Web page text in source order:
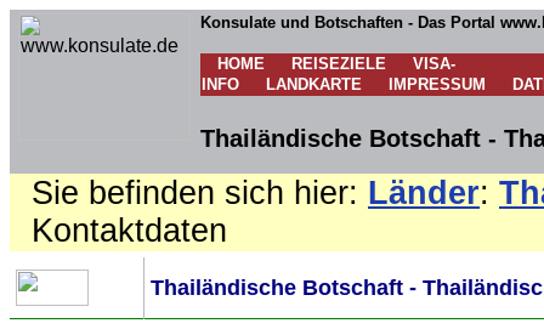
Konsulate und Botschaften - Das Portal
HOME REISEZIELE
VISA-
INFO
LANDKARTE IMPRESSUM
Thailändische Botschaft -
Sie befinden sich hier: Länder:
Kontaktdaten
Thailändische Botschaft -